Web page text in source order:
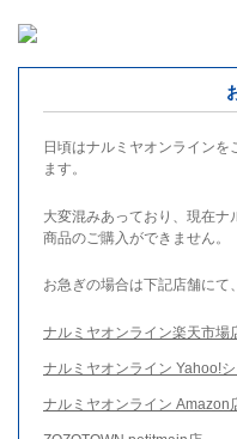
日頃はナルミヤオンライン
ます。
大変混みあっており、現在ナ
商品のご購入ができません。
お急ぎの場合は下記店舗にて
ナルミヤオンライン楽天市場
ナルミヤオンライン Yahoo!
ナルミヤオンライン Amazon